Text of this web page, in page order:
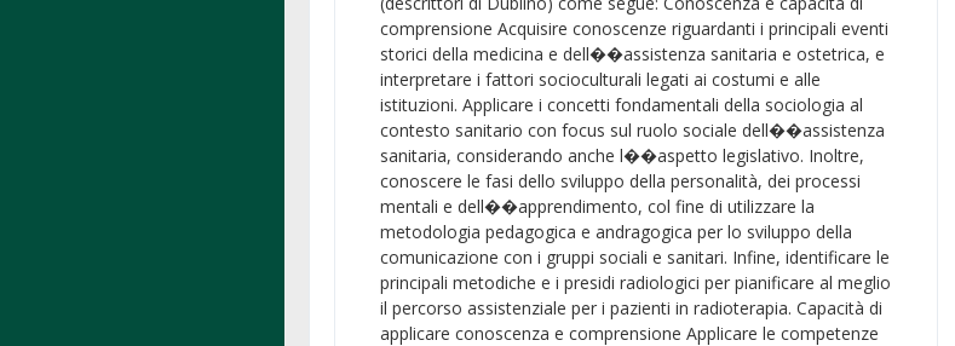
comprensione Acquisire conoscenze riguardanti i principali eventi
storici della medicina e dell��assistenza sanitaria e ostetrica, e
interpretare i fattori socioculturali legati ai costumi e alle
istituzioni. Applicare i concetti fondamentali della sociologia al
contesto sanitario con focus sul ruolo sociale dell��assistenza
sanitaria, considerando anche l��aspetto legislativo. Inoltre,
conoscere le fasi dello sviluppo della personalità, dei processi
mentali e dell��apprendimento, col fine di utilizzare la
metodologia pedagogica e andragogica per lo sviluppo della
comunicazione con i gruppi sociali e sanitari. Infine, identificare le
principali metodiche e i presidi radiologici per pianificare al meglio
il percorso assistenziale per i pazienti in radioterapia. Capacità di
applicare conoscenza e comprensione Applicare le competenze